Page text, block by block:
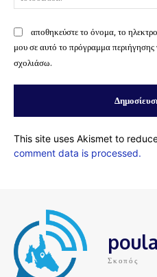
αποθηκεύστε το όνομα, το
μου σε αυτό το πρόγραμμα
σχολιάσω.
This site uses Akismet to
comment data is processed.
Σκοπός